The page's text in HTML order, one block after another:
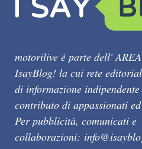
motorilive è parte dell' AREA
IsayBlog! la cui rete
di informazione
contributo di appassionati
Per pubblicità, comunicati e
collaborazioni: